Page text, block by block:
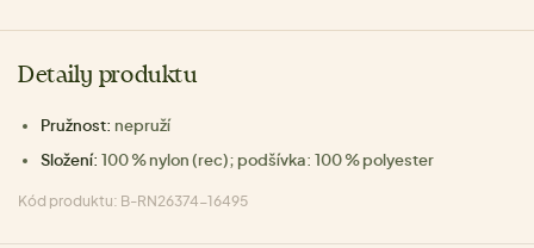
Detaily produktu
Pružnost: nepruží
Složení: 100 % nylon (rec); podšívka: 100 % polyester
Kód produktu: B-RN26374-16495